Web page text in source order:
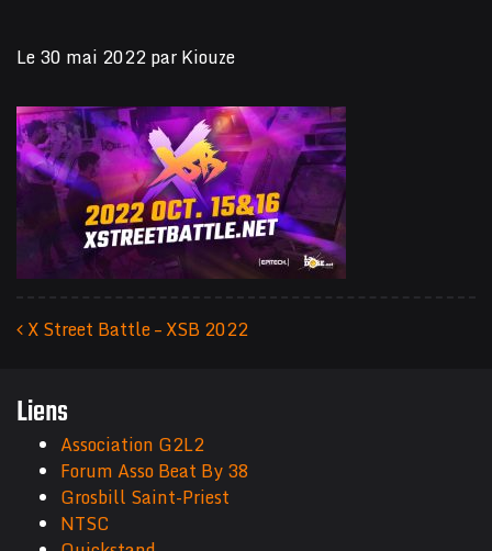
Le30 mai 2022parKiouze
X Street Battle – XSB 2022
Liens
Association G2L2
Forum Asso Beat By 38
Grosbill Saint-Priest
NTSC